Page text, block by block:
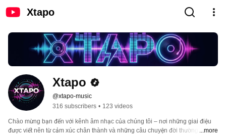
Xtapo
Xtapo
@xtapo-music
316 subscribers • 123 videos
Chào mừng bạn đến với kênh âm nhạc của chúng tôi – nơi những giai điệu
được viết nên từ cảm xúc chân thành và những câu chuyện đời thường. Mỗi
...more